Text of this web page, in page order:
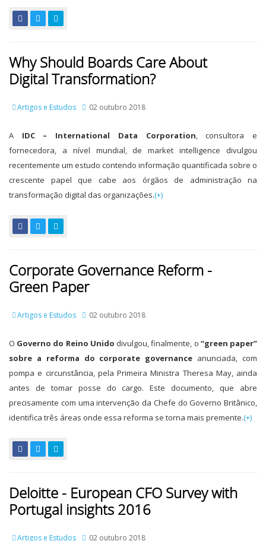
Why Should Boards Care About
Digital Transformation?
Artigos e Estudos 02 outubro 2018
A IDC – International Data Corporation, consultora e
fornecedora, a nível mundial, de market intelligence divulgou
recentemente um estudo contendo informação quantificada sobre o
crescente papel que cabe aos órgãos de administração na
transformação digital das organizações.(+)
Corporate Governance Reform -
Green Paper
Artigos e Estudos 02 outubro 2018
O Governo do Reino Unido divulgou, finalmente, o “green paper”
sobre a reforma do corporate governance anunciada, com
pompa e circunstância, pela Primeira Ministra Theresa May, ainda
antes de tomar posse do cargo. Este documento, que abre
precisamente com uma intervenção da Chefe do Governo Britânico,
identifica três áreas onde essa reforma se torna mais premente.(+)
Deloitte - European CFO Survey with
Portugal insights 2016
Artigos e Estudos 02 outubro 2018